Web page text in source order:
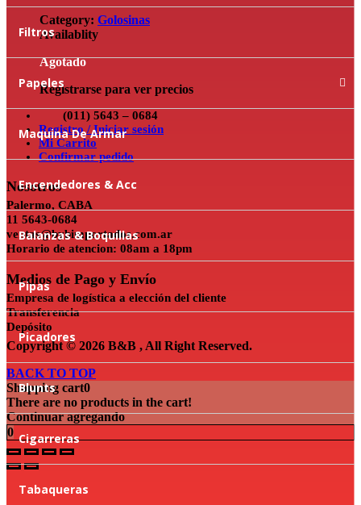
Filtros
Papeles
Maquina De Armar
Encendedores & Acc
Balanzas & Boquillas
Pipas
Picadores
Blunts
Cigarreras
Tabaqueras
Category: Golosinas
Availablity
Agotado
Registrarse para ver precios
(011) 5643 – 0684
Registro / Iniciar sesión
Mi Carrito
Confirmar pedido
Nosotros
Palermo, CABA
11 5643-0684
ventas@bybimportados.com.ar
Horario de atencion: 08am a 18pm
Medios de Pago y Envío
Empresa de logística a elección del cliente
Transferencia
Depósito
Copyright © 2026 B&B , All Right Reserved.
BACK TO TOP
Shopping cart0
There are no products in the cart!
Continuar agregando
0